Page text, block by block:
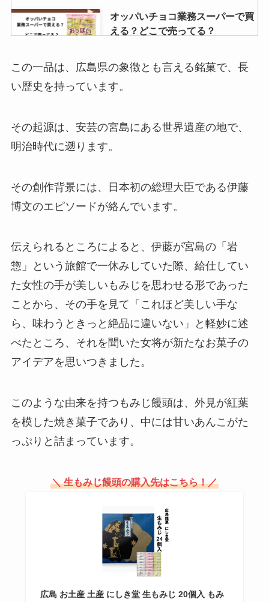
オッパいチョコ業務スーパーで買
える？どこで売ってる？
アーモンドプードル売ってる場所
先を調査！
イボスティーとの比較を紹介！飲
ええもんちぃはどこで買える？ロ
ーソンや大阪駅で売ってる？評判
を調査！
板チョコアイス ホワイトはどこで
売ってる？コンビニでの販売状況
は？
雪塩はどこで買える？スーパーや
ら？
売ってる？通販で買える？値段は
観音寺饅頭はどこで買える？サー
ビスエリアで売ってる？口コミで
の評価は？
この一品は、広島県の象徴とも言える銘菓で、長
い歴史を持っています。
その起源は、安芸の宮島にある世界遺産の地で、
明治時代に遡ります。
その創作背景には、日本初の総理大臣である伊藤
博文のエピソードが絡んでいます。
伝えられるところによると、伊藤が宮島の「岩
惣」という旅館で一休みしていた際、給仕してい
た女性の手が美しいもみじを思わせる形であった
ことから、その手を見て「これほど美しい手な
ら、味わうときっと絶品に違いない」と軽妙に述
べたところ、それを聞いた女将が新たなお菓子の
アイデアを思いつきました。
このような由来を持つもみじ饅頭は、外見が紅葉
を模した焼き菓子であり、中には甘いあんこがた
っぷりと詰まっています。
＼ 生もみじ饅頭の購入先はこちら！／
広島 お土産 土産 にしき堂 生もみじ 20個入 もみ